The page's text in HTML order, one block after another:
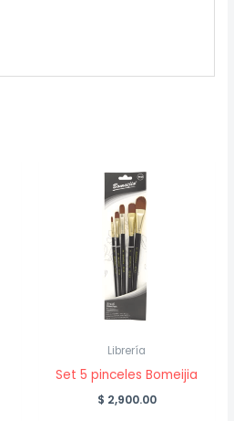
Librería
Set 5 pinceles Bomeijia
$ 2,900.00